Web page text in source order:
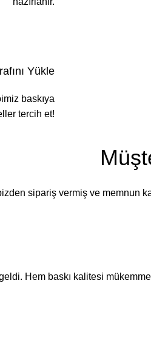
Yükle
baskıya
tercih et!
sipariş vermiş ve memnun
Hem baskı kalitesi